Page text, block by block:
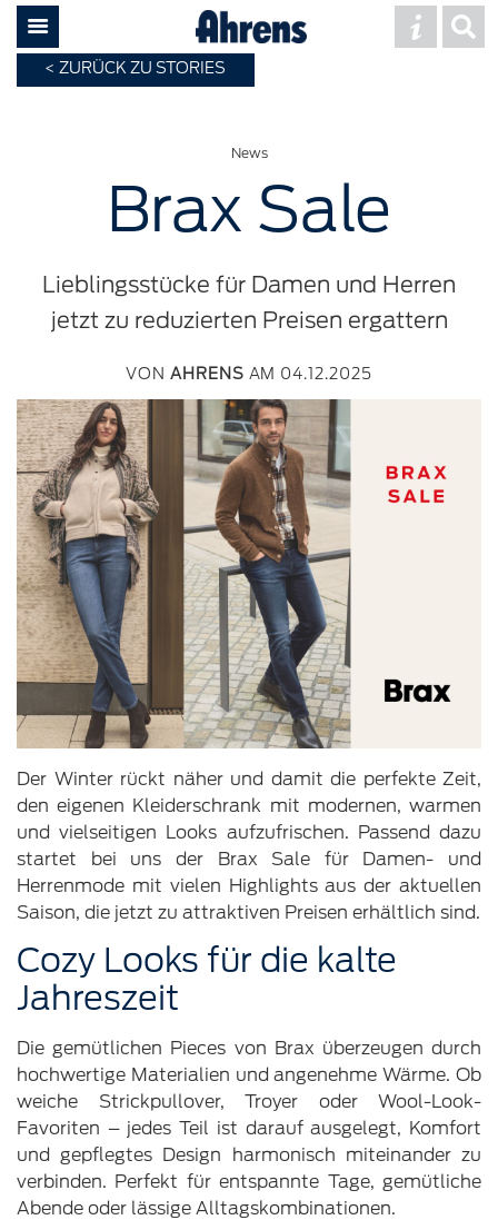
ZURÜCK ZU STORIES
News
Brax Sale
Lieblingsstücke für Damen und Herren
jetzt zu reduzierten Preisen ergattern
VON AHRENS AM 04.12.2025
Der Winter rückt näher und damit die perfekte Zeit,
den eigenen Kleiderschrank mit modernen, warmen
und vielseitigen Looks aufzufrischen. Passend dazu
startet bei uns der Brax Sale für Damen- und
Herrenmode mit vielen Highlights aus der aktuellen
Saison, die jetzt zu attraktiven Preisen erhältlich sind.
Cozy Looks für die kalte
Jahreszeit
Die gemütlichen Pieces von Brax überzeugen durch
hochwertige Materialien und angenehme Wärme. Ob
weiche Strickpullover, Troyer oder Wool-Look-
Favoriten – jedes Teil ist darauf ausgelegt, Komfort
und gepflegtes Design harmonisch miteinander zu
verbinden. Perfekt für entspannte Tage, gemütliche
Abende oder lässige Alltagskombinationen.